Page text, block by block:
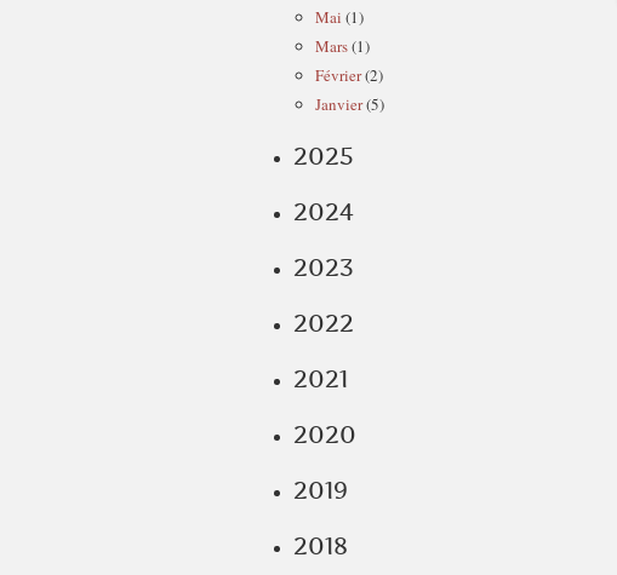
Mai (1)
Mars(1)
Février(2)
Janvier(5)
2025
2024
2023
2022
2021
2020
2019
2018